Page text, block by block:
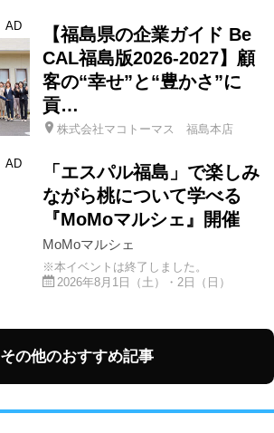
AD
【福島県の企業ガイド Be
CAL福島版2026-2027】顧
客の“幸せ”と“豊かさ”に
貢…
株式会社マコトーマス 福島本店
AD
「エスパル福島」で楽しみ
ながら桃について学べる
『MoMoマルシェ』開催
MoMoマルシェ
※本イベントは終了しました。
2026年8月1日（土）・2日（日）
その他のおすすめ記事